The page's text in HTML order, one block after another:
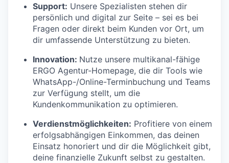
Support: Unsere Spezialisten stehen dir
persönlich und digital zur Seite – sei es bei
Fragen oder direkt beim Kunden vor Ort, um
dir umfassende Unterstützung zu bieten.
Innovation: Nutze unsere multikanal-fähige
ERGO Agentur-Homepage, die dir Tools wie
WhatsApp-/Online-Terminbuchung und Teams
zur Verfügung stellt, um die
Kundenkommunikation zu optimieren.
Verdienstmöglichkeiten: Profitiere von einem
erfolgsabhängigen Einkommen, das deinen
Einsatz honoriert und dir die Möglichkeit gibt,
deine finanzielle Zukunft selbst zu gestalten.